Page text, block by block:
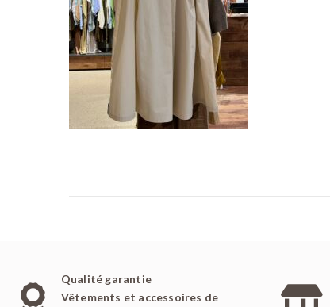
e
Qualité garantie
Vêtements et accessoires de